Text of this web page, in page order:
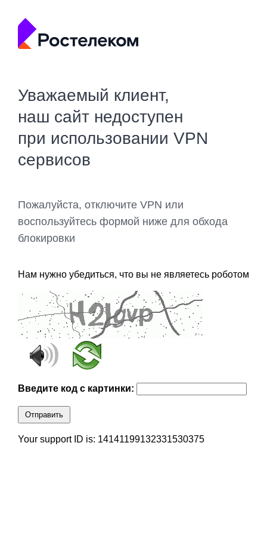
Уважаемый клиент,
наш сайт недоступен
при использовании VPN
сервисов
Пожалуйста, отключите VPN или
воспользуйтесь формой ниже для обхода
блокировки
Нам нужно убедиться, что вы не являетесь роботом
Введите код с картинки:
Отправить
Your support ID is: 14141199132331530375